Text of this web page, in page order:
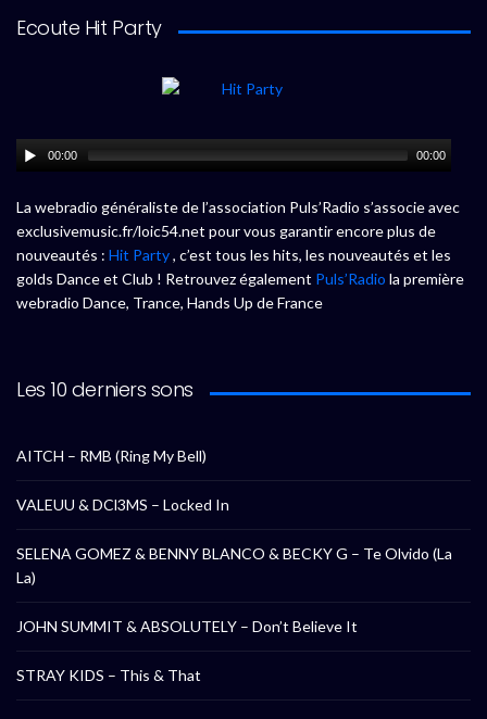
Ecoute Hit Party
00:00 00:00
La webradio généraliste de l’association Puls’Radio s’associe avec
exclusivemusic.fr/loic54.net pour vous garantir encore plus de
nouveautés : Hit Party, c’est tous les hits, les nouveautés et les
golds Dance et Club ! Retrouvez également Puls’Radio la première
webradio Dance, Trance, Hands Up de France
Les 10 derniers sons
AITCH – RMB (Ring My Bell)
VALEUU & DCl3MS – Locked In
SELENA GOMEZ & BENNY BLANCO & BECKY G – Te Olvido (La
La)
JOHN SUMMIT & ABSOLUTELY – Don’t Believe It
STRAY KIDS – This & That